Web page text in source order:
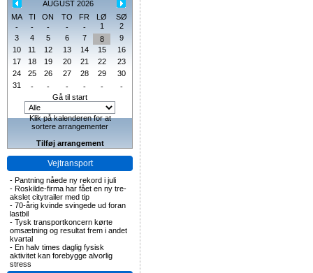
AUGUST 2026
MA
TI ON TO FR LØ
SØ
-
- - - - 1
2
3
4 5 6 7 8
9
10
11 12 13 14 15
16
17
18 19 20 21 22
23
24
25 26 27 28 29
30
31
- - - - -
-
Gå til start
Klik på kalenderen for at
sortere arrangementer
Tilføj arrangement
Vejtransport
- Pantning nåede ny rekord i juli
- Roskilde-firma har fået en ny tre-
akslet citytrailer med tip
- 70-årig kvinde svingede ud foran
lastbil
- Tysk transportkoncern kørte
omsætning og resultat frem i andet
kvartal
- En halv times daglig fysisk
aktivitet kan forebygge alvorlig
stress